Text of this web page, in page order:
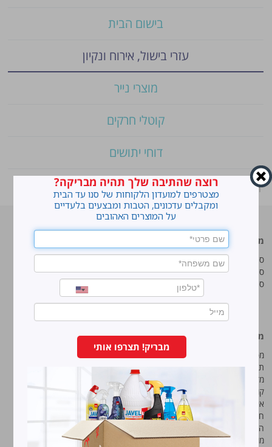
בישום הבית
עזרי בישול, אירוח ונקיון
מוצרי נייר
קוטלי חרקים
דוחי יתושים
ראשי Shop
»סנו סושי רדיד אלומיניום
סנו מפעלי ברונוס בע“מ
החרש 11 נוה נאמן, הוד השרון
טל:
פקס:09-7473233
מוצרים מובילים
סנו ז'אוול סופר ג'ל
סנו ז'אוול קצף ניקוי
סנו ז'אוול אבקת ניקוי
לנקות חלונות עם חיוך
עושים סדר בארון הנעליים
טיפים והמלצות מקצועיות לשימוש
מידע נוסף
מפת אתר
תנאי שימוש באתר
מדיניות ופרטיות
קוד אתי
איכות, בטיחות וסביבה
חוק שכר שווה
הצהרת נגישות
מודעות
רוצה שהתיבה שלך תהיה מבריקה?
מצטרפים למועדון הלקוחות של סנו עד הבית
ומקבלים עדכונים, הטבות ומבצעים בלעדיים
על המוצרים האהובים
מבריק! תצרפו אותי